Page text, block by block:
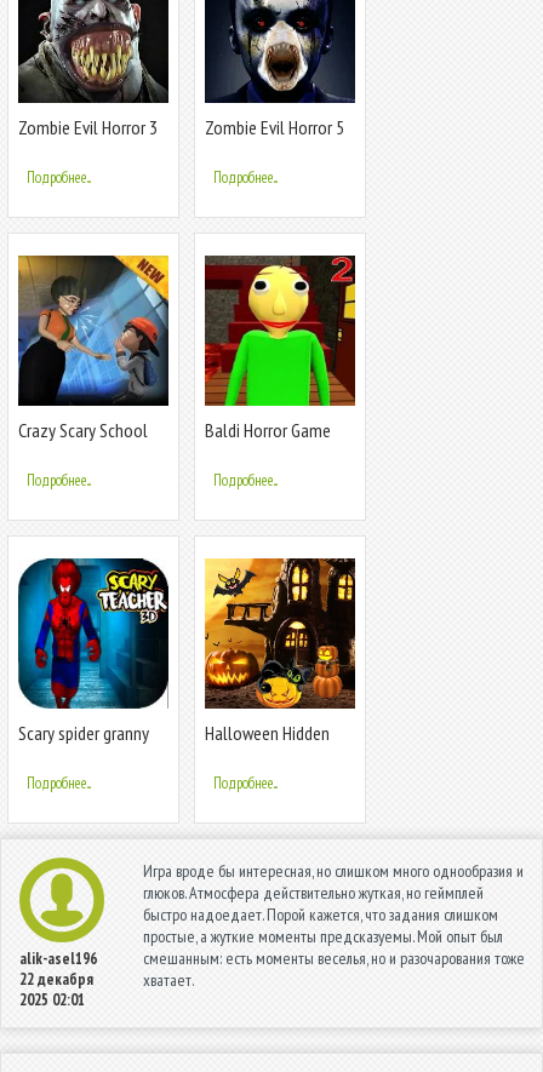
Zombie Evil Horror 3
Подробнее...
Zombie Evil Horror 5
Подробнее...
Crazy Scary School
Teacher 3D
Подробнее...
Baldi Horror Game
Escape
Подробнее...
Scary spider granny
Mods 2020
Подробнее...
Halloween Hidden
Подробнее...
alik-asel196
22 декабря
2025 02:01
Игра вроде бы интересная, но слишком много однообразия и
глюков. Атмосфера действительно жуткая, но геймплей
быстро надоедает. Порой кажется, что задания слишком
простые, а жуткие моменты предсказуемы. Мой опыт был
смешанным: есть моменты веселья, но и разочарования тоже
хватает.